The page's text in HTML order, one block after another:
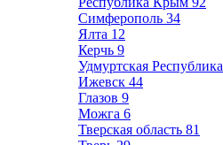
Симферополь 34
Ялта 12
Керчь 9
Удмуртская Республика
Ижевск 44
Глазов 9
Можга 6
Тверская область 81